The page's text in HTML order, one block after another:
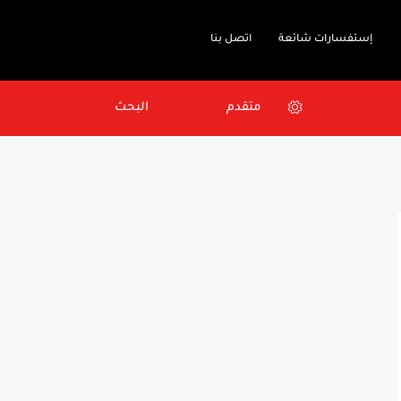
إستفسارات شائعة اتصل بنا
متقدم البحث